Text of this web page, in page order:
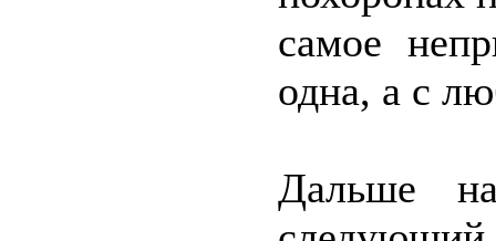
самое
одна, а с
Дальше